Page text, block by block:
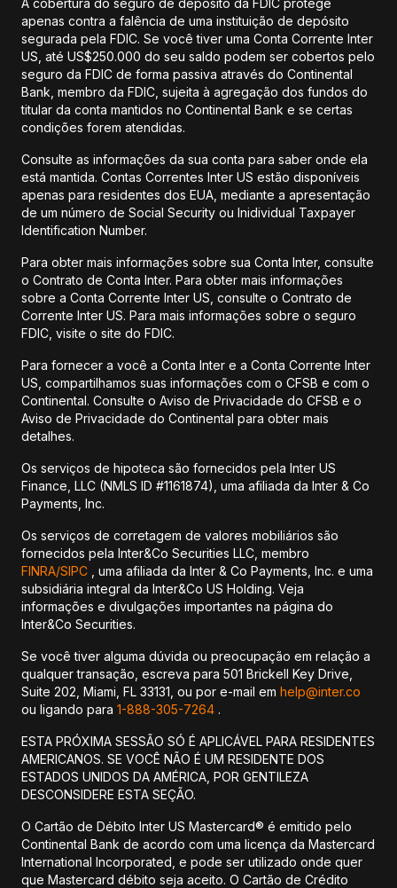
A cobertura do seguro de depósito da FDIC protege
apenas contra a falência de uma instituição de depósito
segurada pela FDIC. Se você tiver uma Conta Corrente Inter
US, até US$250.000 do seu saldo podem ser cobertos pelo
seguro da FDIC de forma passiva através do Continental
Bank, membro da FDIC, sujeita à agregação dos fundos do
titular da conta mantidos no Continental Bank e se certas
condições forem atendidas.
Consulte as informações da sua conta para saber onde ela
está mantida. Contas Correntes Inter US estão disponíveis
apenas para residentes dos EUA, mediante a apresentação
de um número de Social Security ou Inidividual Taxpayer
Identification Number.
Para obter mais informações sobre sua Conta Inter, consulte
o Contrato de Conta Inter. Para obter mais informações
sobre a Conta Corrente Inter US, consulte o Contrato de
Corrente Inter US. Para mais informações sobre o seguro
FDIC, visite o site do FDIC.
Para fornecer a você a Conta Inter e a Conta Corrente Inter
US, compartilhamos suas informações com o CFSB e com o
Continental. Consulte o Aviso de Privacidade do CFSB e o
Aviso de Privacidade do Continental para obter mais
detalhes.
Os serviços de hipoteca são fornecidos pela Inter US
Finance, LLC (NMLS ID #1161874), uma afiliada da Inter & Co
Payments, Inc.
Os serviços de corretagem de valores mobiliários são
fornecidos pela Inter&Co Securities LLC, membro
FINRA/SIPC , uma afiliada da Inter & Co Payments, Inc. e uma
subsidiária integral da Inter&Co US Holding. Veja
informações e divulgações importantes na página do
Inter&Co Securities.
Se você tiver alguma dúvida ou preocupação em relação a
qualquer transação, escreva para 501 Brickell Key Drive,
Suite 202, Miami, FL 33131, ou por e-mail em help@inter.co
ou ligando para 1-888-305-7264 .
ESTA PRÓXIMA SESSÃO SÓ É APLICÁVEL PARA RESIDENTES
AMERICANOS. SE VOCÊ NÃO É UM RESIDENTE DOS
ESTADOS UNIDOS DA AMÉRICA, POR GENTILEZA
DESCONSIDERE ESTA SEÇÃO.
O Cartão de Débito Inter US Mastercard® é emitido pelo
Continental Bank de acordo com uma licença da Mastercard
International Incorporated, e pode ser utilizado onde quer
que Mastercard débito seja aceito. O Cartão de Crédito